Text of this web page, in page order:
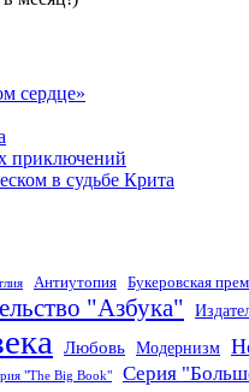
сердце»
приключений
в судьбе Крита
Антиутопия Букеровская
"Азбука"
Любовь Модернизм
"The Big Book" Серия